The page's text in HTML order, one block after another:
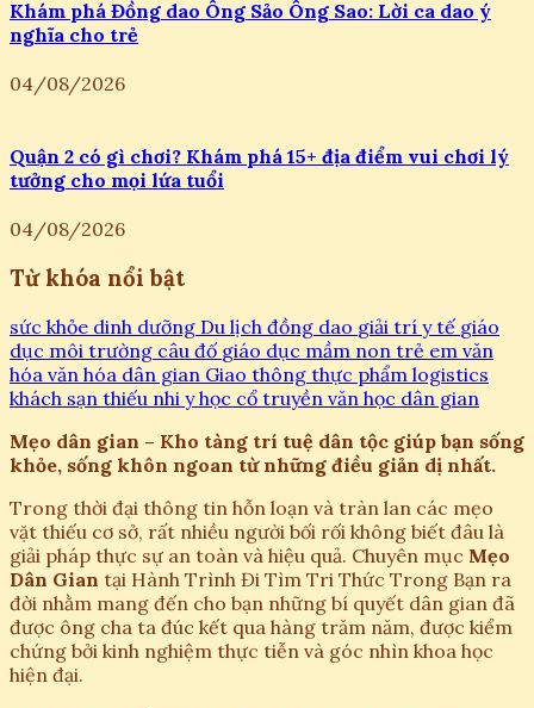
Khám phá Đồng dao Ông Sảo Ông Sao: Lời ca dao ý
nghĩa cho trẻ
04/08/2026
Quận 2 có gì chơi? Khám phá 15+ địa điểm vui chơi lý
tưởng cho mọi lứa tuổi
04/08/2026
Từ khóa nổi bật
sức khỏe dinh dưỡng Du lịch đồng dao giải trí y tế giáo
dục môi trường câu đố giáo dục mầm non trẻ em văn
hóa văn hóa dân gian Giao thông thực phẩm logistics
khách sạn thiếu nhi y học cổ truyền văn học dân gian
Mẹo dân gian – Kho tàng trí tuệ dân tộc giúp bạn sống
khỏe, sống khôn ngoan từ những điều giản dị nhất.
Trong thời đại thông tin hỗn loạn và tràn lan các mẹo
vặt thiếu cơ sở, rất nhiều người bối rối không biết đâu là
giải pháp thực sự an toàn và hiệu quả. Chuyên mục Mẹo
Dân Gian tại Hành Trình Đi Tìm Tri Thức Trong Bạn ra
đời nhằm mang đến cho bạn những bí quyết dân gian đã
được ông cha ta đúc kết qua hàng trăm năm, được kiểm
chứng bởi kinh nghiệm thực tiễn và góc nhìn khoa học
hiện đại.